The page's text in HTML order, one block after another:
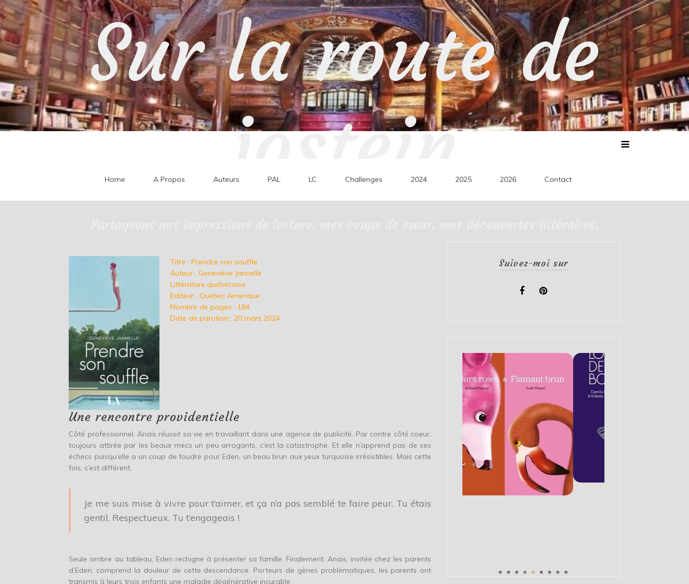
Skip
to
content
Sur la route de
jostein
Home A Propos Auteurs PAL LC Challenges 2024 2025 2026 Contact
Titre : Prendre son souffle
Auteur : Geneviève Jannelle
Littérature québécoise
Editeur : Quebec Amerique
Nombre de pages : 184
Date de parution : 20 mars 2024
Une rencontre providentielle
Côté professionnel, Anaïs réussit sa vie en travaillant dans une agence de publicité. Par contre côté coeur,
toujours attirée par les beaux mecs un peu arrogants, c’est la catastrophe. Et elle n’apprend pas de ses
échecs puisqu’elle a un coup de foudre pour Eden, un beau brun aux yeux turquoise irrésistibles. Mais cette
fois, c’est différent.
Je me suis mise à vivre pour t’aimer, et ça n’a pas semblé te faire peur. Tu étais
gentil. Respectueux. Tu t’engageais !
Seule ombre au tableau, Eden rechigne à présenter sa famille. Finalement, Anaïs, invitée chez les parents
d’Eden, comprend la douleur de cette descendance. Porteurs de gènes problématiques, les parents ont
transmis à leurs trois enfants une maladie dégénérative incurable.
Suivez-moi sur